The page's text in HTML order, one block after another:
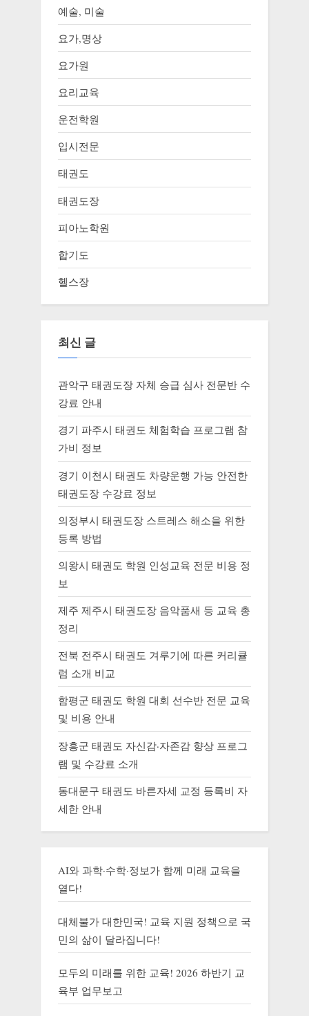
예술, 미술
요가,명상
요가원
요리교육
운전학원
입시전문
태권도
태권도장
피아노학원
합기도
헬스장
최신 글
관악구 태권도장 자체 승급 심사 전문반 수
강료 안내
경기 파주시 태권도 체험학습 프로그램 참
가비 정보
경기 이천시 태권도 차량운행 가능 안전한
태권도장 수강료 정보
의정부시 태권도장 스트레스 해소을 위한
등록 방법
의왕시 태권도 학원 인성교육 전문 비용 정
보
제주 제주시 태권도장 음악품새 등 교육 총
정리
전북 전주시 태권도 겨루기에 따른 커리큘
럼 소개 비교
함평군 태권도 학원 대회 선수반 전문 교육
및 비용 안내
장흥군 태권도 자신감·자존감 향상 프로그
램 및 수강료 소개
동대문구 태권도 바른자세 교정 등록비 자
세한 안내
AI와 과학·수학·정보가 함께 미래 교육을
열다!
대체불가 대한민국! 교육 지원 정책으로 국
민의 삶이 달라집니다!
모두의 미래를 위한 교육! 2026 하반기 교
육부 업무보고